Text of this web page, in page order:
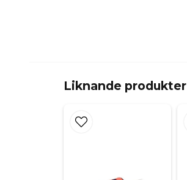
Liknande produkter